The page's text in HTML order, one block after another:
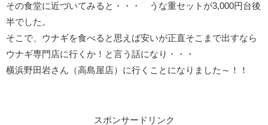
その食堂に近づいてみると・・・ うな重セットが3,000円台後
半でした。
そこで、ウナギを食べると思えば安いが正直そこまで出すなら
ウナギ専門店に行くか！と言う話になり・・・
横浜野田岩さん（高島屋店）に行くことになりました～！！
スポンサードリンク